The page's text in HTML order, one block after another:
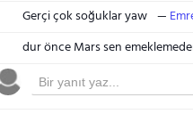
Gerçi çok soğuklar yaw
dur önce Mars sen